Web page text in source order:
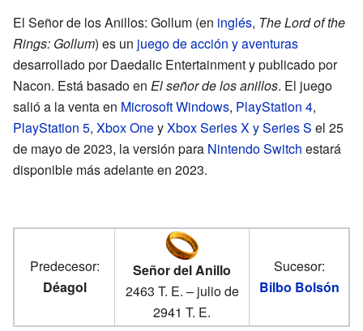
El Señor de los Anillos: Gollum (en inglés, The Lord of the
Rings: Gollum) es un juego de acción y aventuras
desarrollado por Daedalic Entertainment y publicado por
Nacon. Está basado en El señor de los anillos. El juego
salió a la venta en Microsoft Windows, PlayStation 4,
PlayStation 5, Xbox OneyXbox Series X y Series S el 25
de mayo de 2023, la versión para Nintendo Switch estará
disponible más adelante en 2023.
Predecesor:
Déagol
Señor del Anillo
2463 T. E. – julio de
2941 T. E.
Sucesor:
Bilbo Bolsón